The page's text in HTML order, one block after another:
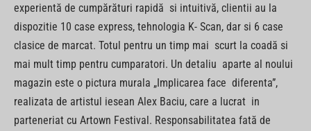
experientă de cumpărături rapidă si intuitivă, clientii au la
dispozitie 10 case express, tehnologia K- Scan, dar si 6 case
clasice de marcat. Totul pentru un timp mai scurt la coadă si
mai mult timp pentru cumparatori. Un detaliu aparte al noului
magazin este o pictura murala „Implicarea face diferenta”,
realizata de artistul iesean Alex Baciu, care a lucrat in
parteneriat cu Artown Festival. Responsabilitatea fată de